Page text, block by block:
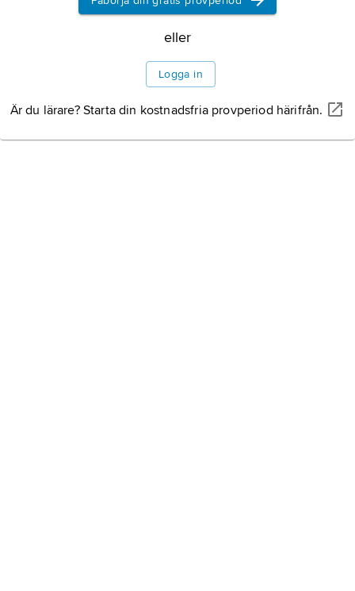
eller
Logga in
Är du lärare? Starta din kostnadsfria provperiod härifrån.